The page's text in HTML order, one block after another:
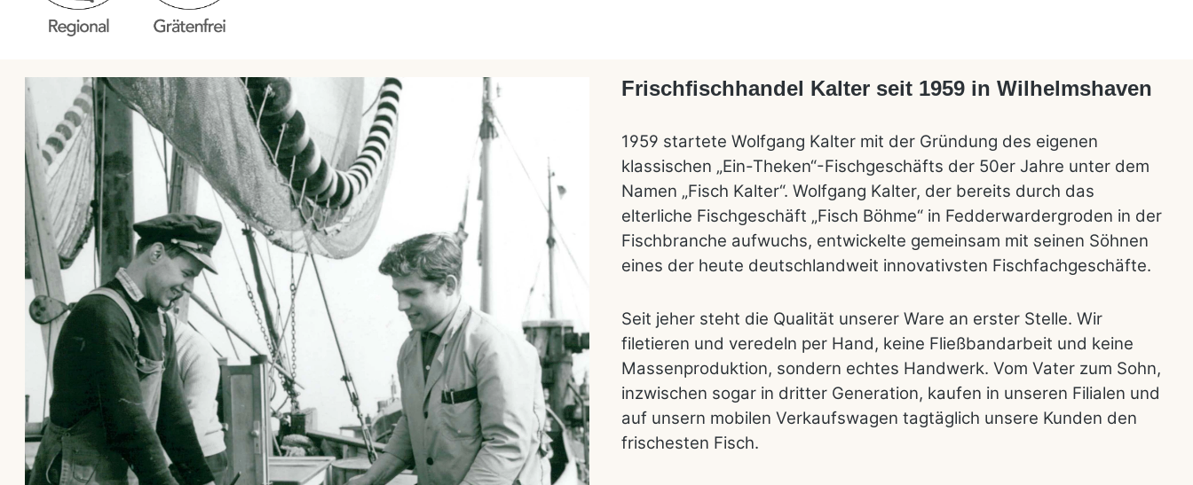
Frischfischhandel Kalter seit 1959 in Wilhelmshaven
1959 startete Wolfgang Kalter mit der Gründung des eigenen
klassischen „Ein-Theken“-Fischgeschäfts der 50er Jahre unter dem
Namen „Fisch Kalter“. Wolfgang Kalter, der bereits durch das
elterliche Fischgeschäft „Fisch Böhme“ in Fedderwardergroden in der
Fischbranche aufwuchs, entwickelte gemeinsam mit seinen Söhnen
eines der heute deutschlandweit innovativsten Fischfachgeschäfte.
Seit jeher steht die Qualität unserer Ware an erster Stelle. Wir
filetieren und veredeln per Hand, keine Fließbandarbeit und keine
Massenproduktion, sondern echtes Handwerk. Vom Vater zum Sohn,
inzwischen sogar in dritter Generation, kaufen in unseren Filialen und
auf unsern mobilen Verkaufswagen tagtäglich unsere Kunden den
frischesten Fisch.